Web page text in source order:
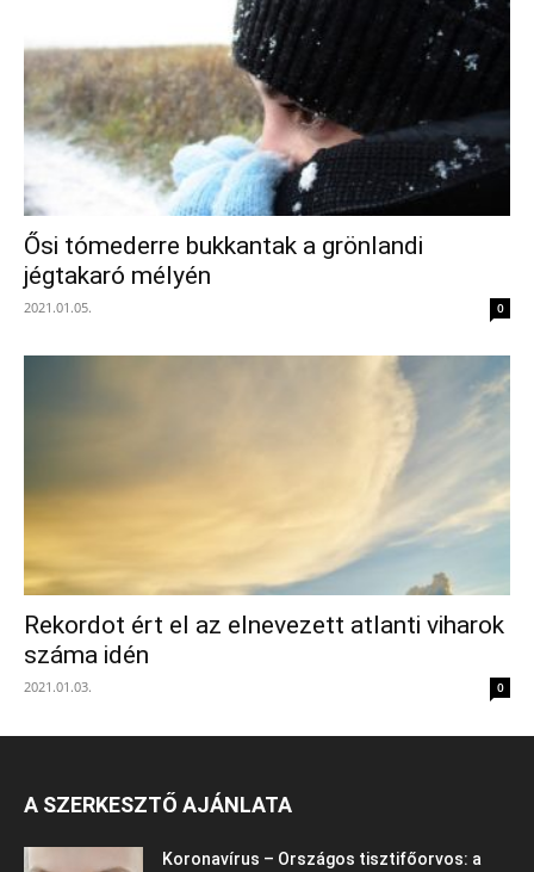
Ősi tómederre bukkantak a grönlandi
jégtakaró mélyén
2021.01.05. 0
Rekordot ért el az elnevezett atlanti viharok
száma idén
2021.01.03. 0
A SZERKESZTŐ AJÁNLATA
Koronavírus – Országos tisztifőorvos: a